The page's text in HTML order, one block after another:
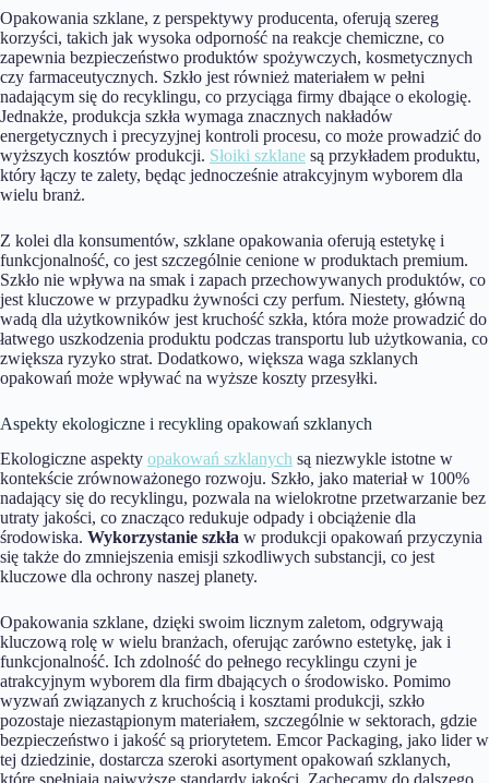
Opakowania szklane, z perspektywy producenta, oferują szereg
korzyści, takich jak wysoka odporność na reakcje chemiczne, co
zapewnia bezpieczeństwo produktów spożywczych, kosmetycznych
czy farmaceutycznych. Szkło jest również materiałem w pełni
nadającym się do recyklingu, co przyciąga firmy dbające o ekologię.
Jednakże, produkcja szkła wymaga znacznych nakładów
energetycznych i precyzyjnej kontroli procesu, co może prowadzić do
wyższych kosztów produkcji. Słoiki szklane są przykładem produktu,
który łączy te zalety, będąc jednocześnie atrakcyjnym wyborem dla
wielu branż.
Z kolei dla konsumentów, szklane opakowania oferują estetykę i
funkcjonalność, co jest szczególnie cenione w produktach premium.
Szkło nie wpływa na smak i zapach przechowywanych produktów, co
jest kluczowe w przypadku żywności czy perfum. Niestety, główną
wadą dla użytkowników jest kruchość szkła, która może prowadzić do
łatwego uszkodzenia produktu podczas transportu lub użytkowania, co
zwiększa ryzyko strat. Dodatkowo, większa waga szklanych
opakowań może wpływać na wyższe koszty przesyłki.
Aspekty ekologiczne i recykling opakowań szklanych
Ekologiczne aspekty opakowań szklanych są niezwykle istotne w
kontekście zrównoważonego rozwoju. Szkło, jako materiał w 100%
nadający się do recyklingu, pozwala na wielokrotne przetwarzanie bez
utraty jakości, co znacząco redukuje odpady i obciążenie dla
środowiska. Wykorzystanie szkła w produkcji opakowań przyczynia
się także do zmniejszenia emisji szkodliwych substancji, co jest
kluczowe dla ochrony naszej planety.
Opakowania szklane, dzięki swoim licznym zaletom, odgrywają
kluczową rolę w wielu branżach, oferując zarówno estetykę, jak i
funkcjonalność. Ich zdolność do pełnego recyklingu czyni je
atrakcyjnym wyborem dla firm dbających o środowisko. Pomimo
wyzwań związanych z kruchością i kosztami produkcji, szkło
pozostaje niezastąpionym materiałem, szczególnie w sektorach, gdzie
bezpieczeństwo i jakość są priorytetem. Emcor Packaging, jako lider w
tej dziedzinie, dostarcza szeroki asortyment opakowań szklanych,